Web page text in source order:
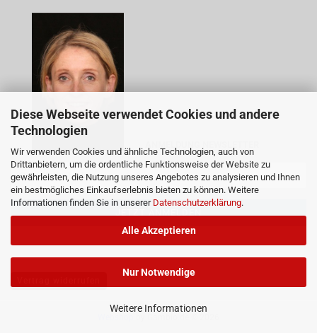
Diese Webseite verwendet Cookies und andere
Technologien
Wir verwenden Cookies und ähnliche Technologien, auch von
Drittanbietern, um die ordentliche Funktionsweise der Website zu
gewährleisten, die Nutzung unseres Angebotes zu analysieren und Ihnen
ein bestmögliches Einkaufserlebnis bieten zu können. Weitere
Informationen finden Sie in unserer Datenschutzerklärung.
Alle Akzeptieren
Nur Notwendige
Weitere Informationen